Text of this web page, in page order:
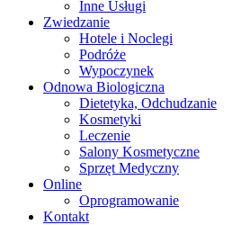
Inne Usługi
Zwiedzanie
Hotele i Noclegi
Podróże
Wypoczynek
Odnowa Biologiczna
Dietetyka, Odchudzanie
Kosmetyki
Leczenie
Salony Kosmetyczne
Sprzęt Medyczny
Online
Oprogramowanie
Kontakt